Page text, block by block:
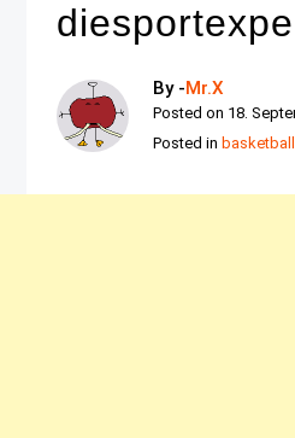
By -Mr.X
Posted on 18.
Posted in basketball